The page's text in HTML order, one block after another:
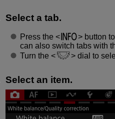
Select a tab.
Press the
button
can also switch tabs with
Turn the
dial to
Select an item.